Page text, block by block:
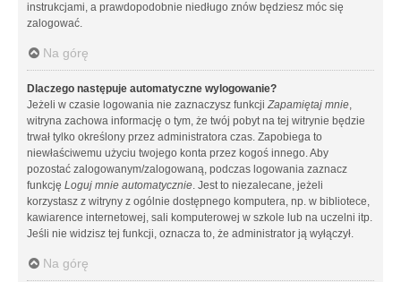
instrukcjami, a prawdopodobnie niedługo znów będziesz móc się
zalogować.
Na górę
Dlaczego następuje automatyczne wylogowanie?
Jeżeli w czasie logowania nie zaznaczysz funkcji Zapamiętaj mnie,
witryna zachowa informację o tym, że twój pobyt na tej witrynie będzie
trwał tylko określony przez administratora czas. Zapobiega to
niewłaściwemu użyciu twojego konta przez kogoś innego. Aby
pozostać zalogowanym/zalogowaną, podczas logowania zaznacz
funkcję Loguj mnie automatycznie. Jest to niezalecane, jeżeli
korzystasz z witryny z ogólnie dostępnego komputera, np. w bibliotece,
kawiarence internetowej, sali komputerowej w szkole lub na uczelni itp.
Jeśli nie widzisz tej funkcji, oznacza to, że administrator ją wyłączył.
Na górę